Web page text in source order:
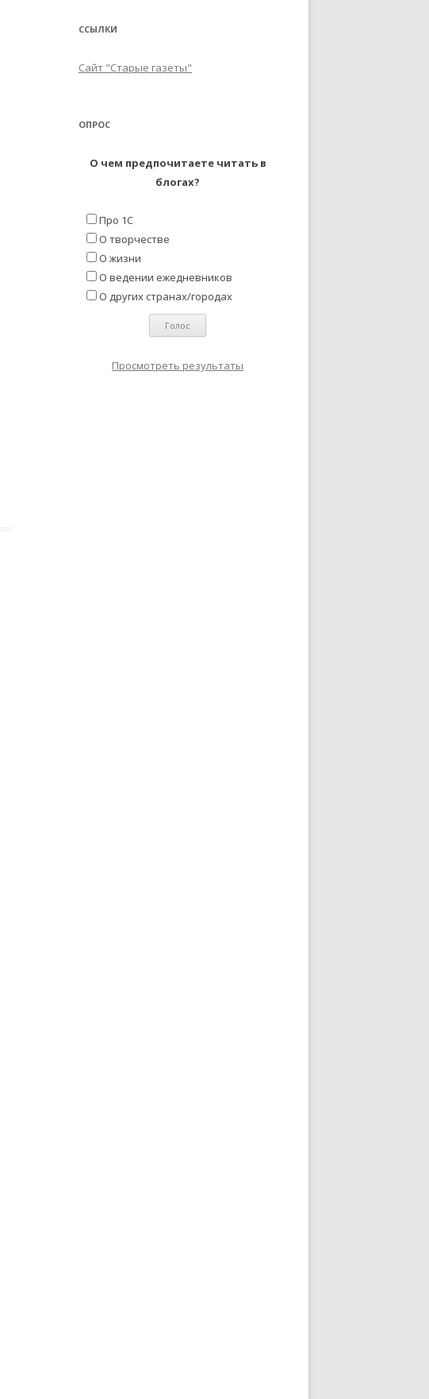
ССЫЛКИ
Сайт "Старые газеты"
ОПРОС
О чем предпочитаете читать в
блогах?
Про 1С
О творчестве
О жизни
О ведении ежедневников
О других странах/городах
Просмотреть результаты